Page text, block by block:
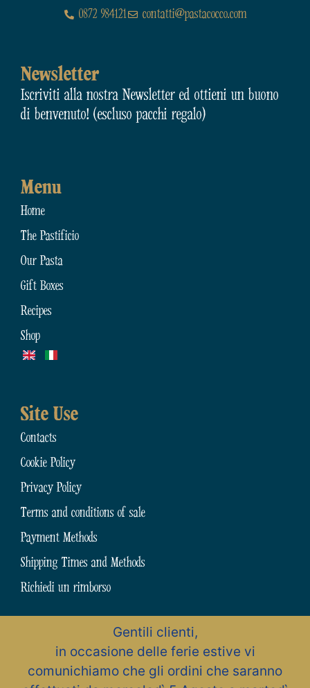
Gentili clienti,
in occasione delle ferie estive vi
comunichiamo che gli ordini che saranno
0872 984121
contatti@pastacocco.com
Menu
Home
The Pastificio
Our Pasta
Gift Boxes
Recipes
Shop
Site Use
Contacts
Cookie Policy
Privacy Policy
Terms and conditions of sale
Payment Methods
Shipping Times and Methods
Richiedi un rimborso
Newsletter
Iscriviti alla nostra Newsletter ed ottieni un buono
di benvenuto! (escluso pacchi regalo)
N.31794 dell’Albo Artigiani della Provincia di Chieti
Zona Artigianale, 15 – 66015 Fara San Martino (CH) – Abruzzo – Italia
All rights reserved – P.Iva / C.F. 01491470694